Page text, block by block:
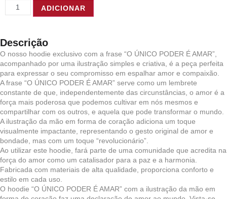
ADICIONAR
Descrição
O nosso hoodie exclusivo com a frase “O ÚNICO PODER É AMAR”,
acompanhado por uma ilustração simples e criativa, é a peça perfeita
para expressar o seu compromisso em espalhar amor e compaixão.
A frase “O ÚNICO PODER É AMAR” serve como um lembrete
constante de que, independentemente das circunstâncias, o amor é a
força mais poderosa que podemos cultivar em nós mesmos e
compartilhar com os outros, e aquela que pode transformar o mundo.
A ilustração da mão em forma de coração adiciona um toque
visualmente impactante, representando o gesto original de amor e
bondade, mas com um toque “revolucionário”.
Ao utilizar este hoodie, fará parte de uma comunidade que acredita na
força do amor como um catalisador para a paz e a harmonia.
Fabricada com materiais de alta qualidade, proporciona conforto e
estilo em cada uso.
O hoodie “O ÚNICO PODER É AMAR” com a ilustração da mão em